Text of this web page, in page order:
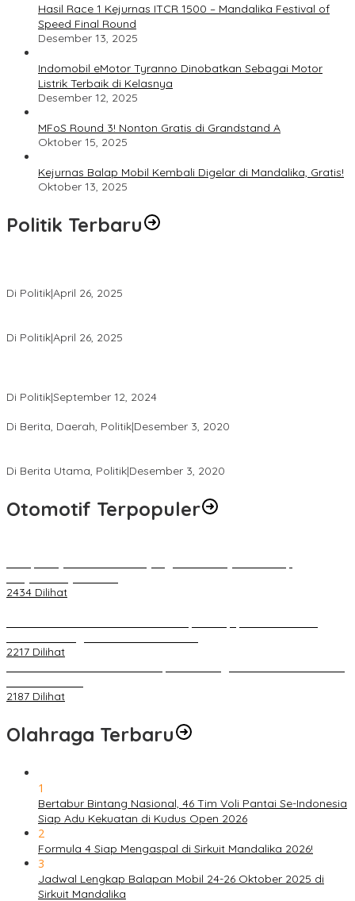
Hasil Race 1 Kejurnas ITCR 1500 – Mandalika Festival of
Speed Final Round
Desember 13, 2025
Indomobil eMotor Tyranno Dinobatkan Sebagai Motor
Listrik Terbaik di Kelasnya
Desember 12, 2025
MFoS Round 3! Nonton Gratis di Grandstand A
Oktober 15, 2025
Kejurnas Balap Mobil Kembali Digelar di Mandalika, Gratis!
Oktober 13, 2025
Politik Terbaru
Di Politik|April 26, 2025
Di Politik|April 26, 2025
Di Politik|September 12, 2024
Di Berita, Daerah, Politik|Desember 3, 2020
Di Berita Utama, Politik|Desember 3, 2020
Otomotif Terpopuler
2434 Dilihat
2217 Dilihat
2187 Dilihat
Olahraga Terbaru
1
Bertabur Bintang Nasional, 46 Tim Voli Pantai Se-Indonesia
Siap Adu Kekuatan di Kudus Open 2026
2
Formula 4 Siap Mengaspal di Sirkuit Mandalika 2026!
3
Jadwal Lengkap Balapan Mobil 24-26 Oktober 2025 di
Sirkuit Mandalika